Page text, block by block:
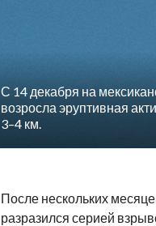
С 14 декабря на
возросла эруптивная
3–4 км.
После нескольких
разразился серией